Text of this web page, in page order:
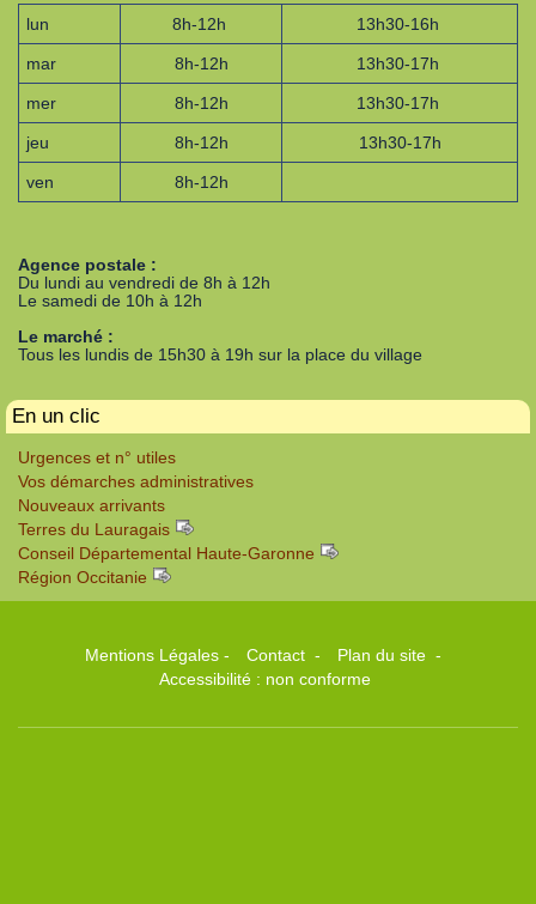
lun 8h-12h 13h30-16h
mar 8h-12h 13h30-17h
mer 8h-12h 13h30-17h
jeu 8h-12h 13h30-17h
ven 8h-12h
Agence postale :
Du lundi au vendredi de 8h à 12h
Le samedi de 10h à 12h
Le marché :
Tous les lundis de 15h30 à 19h sur la place du village
En un clic
Urgences et n° utiles
Vos démarches administratives
Nouveaux arrivants
Terres du Lauragais
Conseil Départemental Haute-Garonne
Région Occitanie
Mentions Légales- Contact - Plan du site -
Accessibilité : non conforme